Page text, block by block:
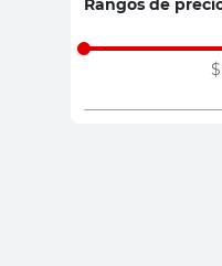
Rangos de